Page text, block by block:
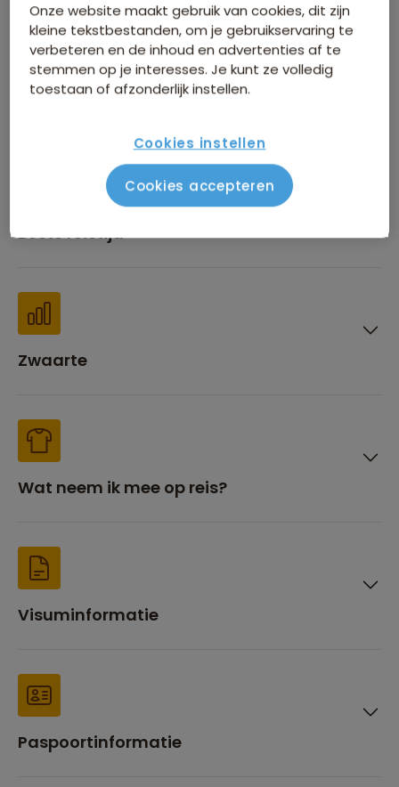
Beste reistijd
Zwaarte
Wat neem ik mee op reis?
Visuminformatie
Paspoortinformatie
Onze website maakt gebruik van cookies, dit zijn
kleine tekstbestanden, om je gebruikservaring te
verbeteren en de inhoud en advertenties af te
stemmen op je interesses. Je kunt ze volledig
toestaan of afzonderlijk instellen.
Cookies instellen
Cookies accepteren